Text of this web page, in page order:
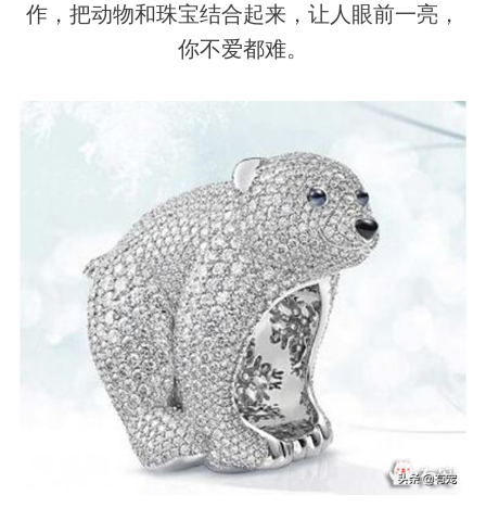
作，把动物和珠宝结合起来，让人眼前一亮，
你不爱都难。